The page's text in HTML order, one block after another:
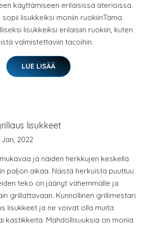
käyttämiseen erilaisissa aterioissa.
lisukkeiksi moniin ruokiinTämä
lisukkeiksi erilaisiin ruokiin, kuten
valmistettaviin tacoihin.
LUE LISÄÄ
lisukkeet
2022
ja näiden herkkujen keskellä
paljon aikaa. Näistä herkuista puuttuu
teko on jäänyt vähemmälle ja
grillattavaan. Kunnollinen grillimestari
lisukkeet ja ne voivat olla muita
kastikkeita. Mahdollisuuksia on monia